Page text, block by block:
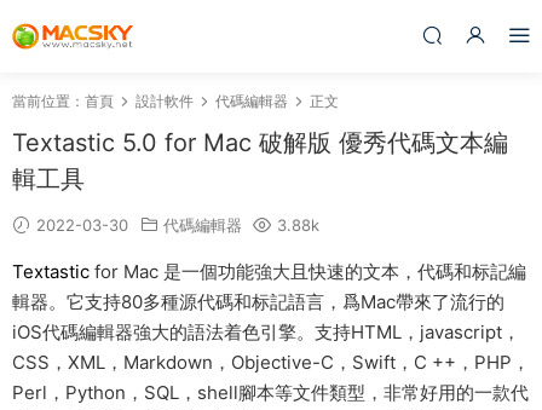
當前位置： 首頁 設計軟件 代碼編輯器 正文
Textastic 5.0 for Mac 破解版 優秀代碼文本編
輯工具
2022-03-30 代碼編輯器 3.88k
Textastic for Mac 是一個功能強大且快速的文本，代碼和标記編
輯器。它支持80多種源代碼和标記語言，爲Mac帶來了流行的
iOS代碼編輯器強大的語法着色引擎。支持HTML，javascript，
CSS，XML，Markdown，Objective-C，Swift，C ++，PHP，
Perl，Python，SQL，shell腳本等文件類型，非常好用的一款代